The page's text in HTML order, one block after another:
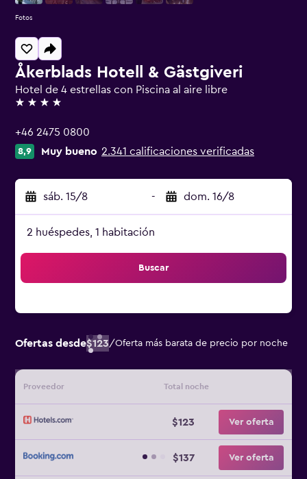
Åkerblads Hotell & Gästgiveri
Hotel de 4 estrellas con Piscina al aire libre
4 estrellas
+46 2475 0800
8,9 Muy bueno 2.341 calificaciones verificadas
sáb. 15/8 - dom. 16/8
2 huéspedes, 1 habitación
Buscar
Ofertas desde$123/Oferta más barata de precio por noche
Proveedor Total noche
$123 Ver oferta
$137 Ver oferta
Fotos